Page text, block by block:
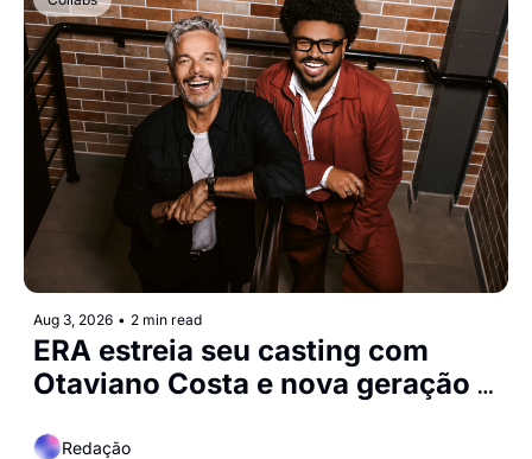
Aug 3, 2026 • 2 min read
ERA estreia seu casting com
Otaviano Costa e nova geração
Redação